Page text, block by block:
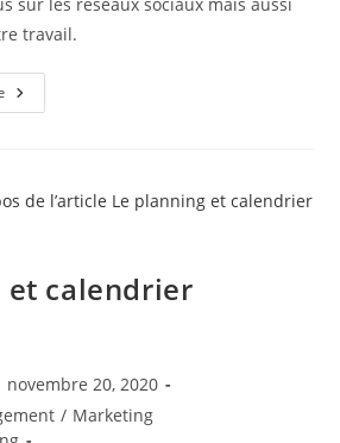
travail.
Les
Différents
Les
Réseaux
et calendrier
:
novembre 20, 2020
/ Marketing